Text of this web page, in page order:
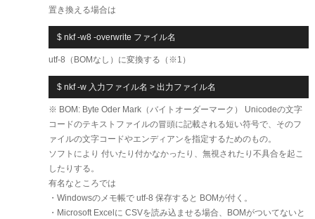
置き換える場合は
utf-8（BOMなし）に変換する（※1）
$ nkf -w 入力ファイル名 > 出力ファイル名
※ BOM: Byte Oder Mark（バイトオーダーマーク） Unicodeの文字
コードのテキストファイルの冒頭に記載される短い符号で、そのフ
ァイルの文字コードやエンディアンを指定するためのもの。
ソフトにより 付いたり付かなかったり、無視されたり不具合を起こ
したりする。
有名なところでは
・Windowsのメモ帳で utf-8 保存すると BOMが付く。
・Microsoft Excelに CSVを読み込ませる場合、BOMがついてないと